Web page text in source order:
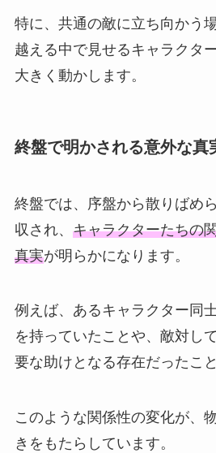
特に、共通の敵に立ち向かう
越える中で見せるキャラクタ
大きく動かします。
終盤で明かされる意外な真
終盤では、序盤から散りばめ
収され、 キャラクターたちの
真実が明らかになります。
例えば、あるキャラクター同
を持っていたことや、敵対し
要な助けとなる存在だったこ
このような関係性の変化が、
きをもたらしています。